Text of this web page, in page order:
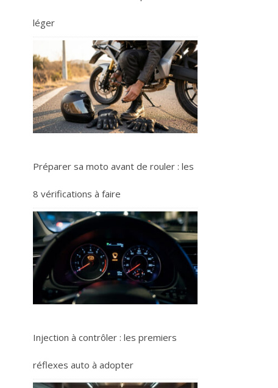
léger
Préparer sa moto avant de rouler : les
8 vérifications à faire
Injection à contrôler : les premiers
réflexes auto à adopter